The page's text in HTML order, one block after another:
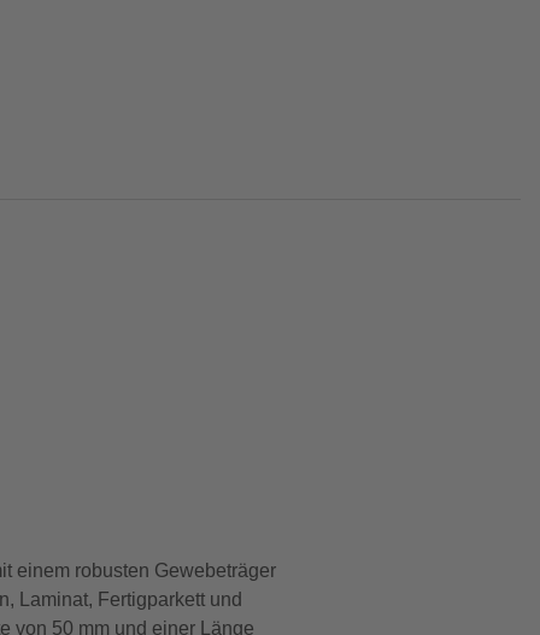
einem robusten Gewebeträger
Laminat, Fertigparkett und
von 50 mm und einer Länge